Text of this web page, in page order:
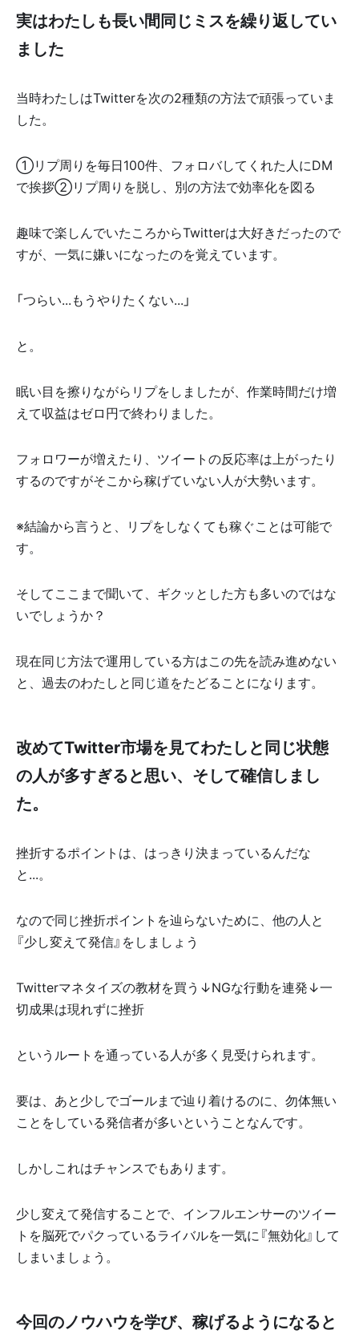
実はわたしも長い間同じミスを繰り返してい
ました
当時わたしはTwitterを次の2種類の方法で頑張っていま
した。
①リプ周りを毎日100件、フォロバしてくれた人にDM
で挨拶②リプ周りを脱し、別の方法で効率化を図る
趣味で楽しんでいたころからTwitterは大好きだったので
すが、一気に嫌いになったのを覚えています。
「つらい...もうやりたくない...」
と。
眠い目を擦りながらリプをしましたが、作業時間だけ増
えて収益はゼロ円で終わりました。
フォロワーが増えたり、ツイートの反応率は上がったり
するのですがそこから稼げていない人が大勢います。
※結論から言うと、リプをしなくても稼ぐことは可能で
す。
そしてここまで聞いて、ギクッとした方も多いのではな
いでしょうか？
現在同じ方法で運用している方はこの先を読み進めない
と、過去のわたしと同じ道をたどることになります。
改めてTwitter市場を見てわたしと同じ状態
の人が多すぎると思い、そして確信しまし
た。
挫折するポイントは、はっきり決まっているんだな
と...。
なので同じ挫折ポイントを辿らないために、他の人と
『少し変えて発信』をしましょう
Twitterマネタイズの教材を買う↓NGな行動を連発↓一
切成果は現れずに挫折
というルートを通っている人が多く見受けられます。
要は、あと少しでゴールまで辿り着けるのに、勿体無い
ことをしている発信者が多いということなんです。
しかしこれはチャンスでもあります。
少し変えて発信することで、インフルエンサーのツイー
トを脳死でパクっているライバルを一気に『無効化』して
しまいましょう。
今回のノウハウを学び、稼げるようになると